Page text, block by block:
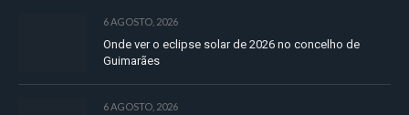
6 AGOSTO, 2026
Onde ver o eclipse solar de 2026 no concelho de
Guimarães
6 AGOSTO, 2026